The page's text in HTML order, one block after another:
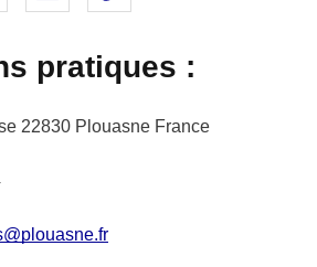
pratiques :
22830 Plouasne France